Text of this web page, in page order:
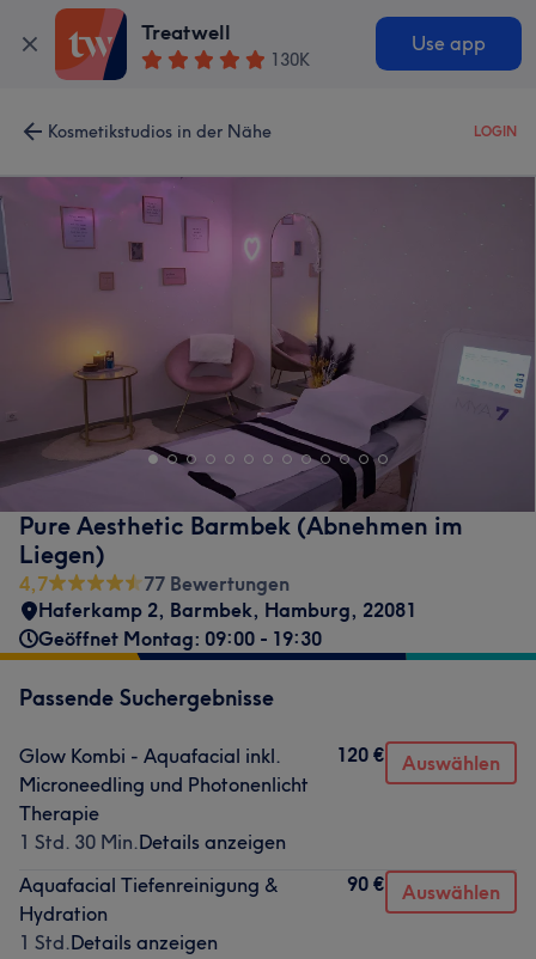
Treatwell
130K
Use app
Kosmetikstudios in der Nähe LOGIN
Pure Aesthetic Barmbek (Abnehmen im
Liegen)
4,7
77 Bewertungen
Haferkamp 2, Barmbek, Hamburg, 22081
Geöffnet Montag: 09:00 - 19:30
Passende Suchergebnisse
Glow Kombi - Aquafacial inkl.
Microneedling und Photonenlicht
Therapie
1 Std. 30 Min.Details anzeigen
120 € Auswählen
Aquafacial Tiefenreinigung &
Hydration
1 Std.Details anzeigen
90 € Auswählen